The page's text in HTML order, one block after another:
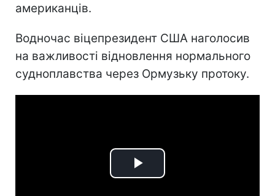
американців.
Водночас віцепрезидент США наголосив
на важливості відновлення нормального
судноплавства через Ормузьку протоку.
Play